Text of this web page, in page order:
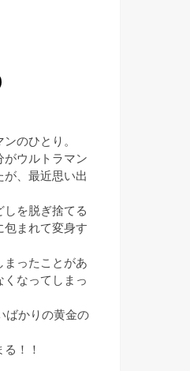
のひとり。
がウルトラマン
が、最近思い出
を脱ぎ捨てる
包まれて変身す
まったことがあ
くなってしまっ
ばかりの黄金の
！！